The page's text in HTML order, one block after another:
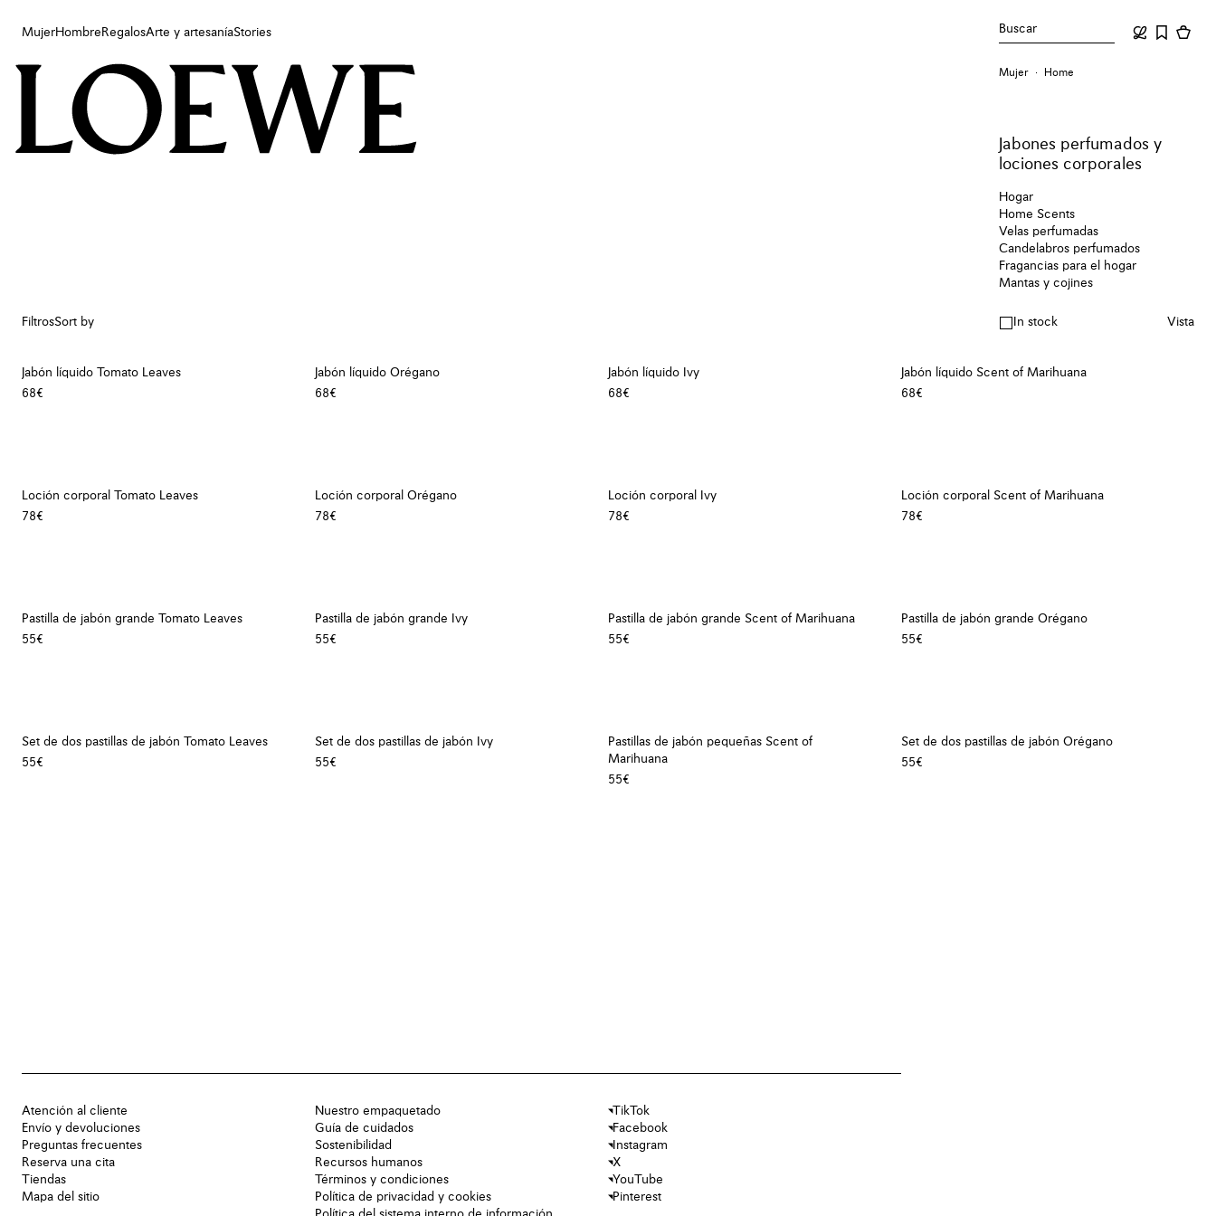
MujerHombre RegalosArte y artesaníaStories Buscar
Mujer
Arte y artesanía
Mujer Home
Jabones perfumados y
lociones corporales
Hogar
Home Scents
Velas perfumadas
Candelabros perfumados
Fragancias para el hogar
Mantas y cojines
FiltrosSort by In stock Vista
Jabón líquido Tomato Leaves
68€
Jabón líquido Orégano
68€
Jabón líquido Ivy
68€
Jabón líquido Scent of Marihuana
68€
Loción corporal Tomato Leaves
78€
Loción corporal Orégano
78€
Loción corporal Ivy
78€
Loción corporal Scent of Marihuana
78€
Pastilla de jabón grande Tomato Leaves
55€
Pastilla de jabón grande Ivy
55€
Pastilla de jabón grande Scent of Marihuana
55€
Pastilla de jabón grande Orégano
55€
Set de dos pastillas de jabón Tomato Leaves
55€
Set de dos pastillas de jabón Ivy
55€
Pastillas de jabón pequeñas Scent of
Marihuana
55€
Set de dos pastillas de jabón Orégano
55€
Atención al cliente
Envío y devoluciones
Preguntas frecuentes
Reserva una cita
Tiendas
Mapa del sitio
Nuestro empaquetado
Guía de cuidados
Sostenibilidad
Recursos humanos
Términos y condiciones
Política de privacidad y cookies
TikTok
Facebook
Instagram
X
YouTube
Pinterest